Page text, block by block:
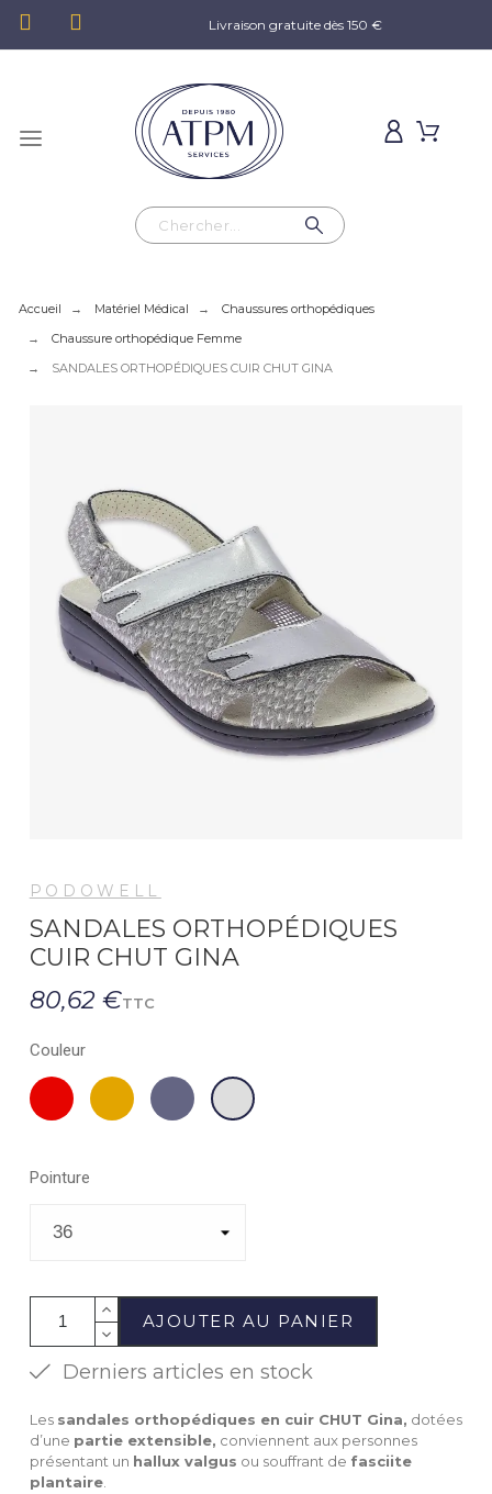
Livraison gratuite dès 150 €
Accueil Matériel Médical
Chaussures orthopédiques
Chaussure orthopédique Femme
SANDALES ORTHOPÉDIQUES CUIR CHUT GINA
PODOWELL
SANDALES ORTHOPÉDIQUES
CUIR CHUT GINA
80,62 €TTC
Couleur
RougeCamelNavy Acier
Pointure
AJOUTER AU PANIER
Derniers articles en stock
Les sandales orthopédiques en cuir CHUT Gina, dotées
d’une partie extensible, conviennent aux personnes
présentant un hallux valgus ou souffrant de fasciite
plantaire.